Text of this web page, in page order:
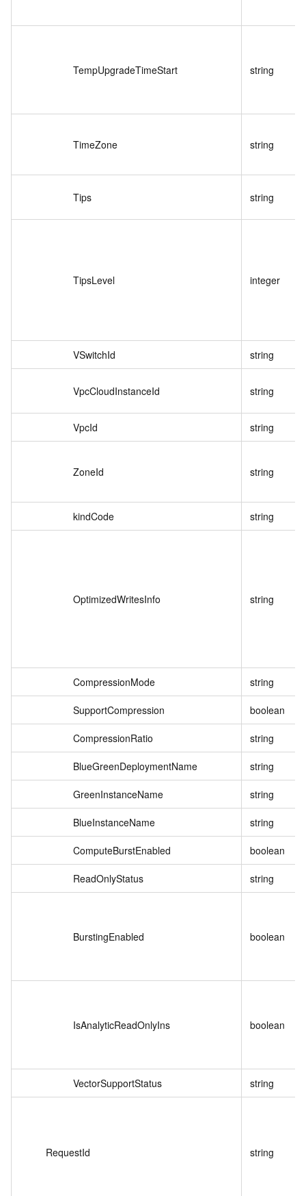
TempUpgradeTimeStart string
TimeZone string
Tips string
TipsLevel integer
VSwitchId string
VpcCloudInstanceId string
VpcId string
ZoneId string
kindCode string
OptimizedWritesInfo string
CompressionMode string
SupportCompression boolean
CompressionRatio string
BlueGreenDeploymentName string
GreenInstanceName string
BlueInstanceName string
ComputeBurstEnabled boolean
ReadOnlyStatus string
BurstingEnabled boolean
IsAnalyticReadOnlyIns boolean
VectorSupportStatus string
RequestId string